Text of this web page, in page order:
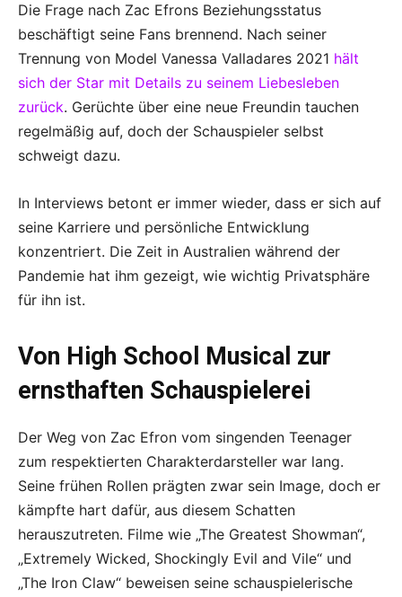
Die Frage nach Zac Efrons Beziehungsstatus
beschäftigt seine Fans brennend. Nach seiner
Trennung von Model Vanessa Valladares 2021 hält
sich der Star mit Details zu seinem Liebesleben
zurück. Gerüchte über eine neue Freundin tauchen
regelmäßig auf, doch der Schauspieler selbst
schweigt dazu.
In Interviews betont er immer wieder, dass er sich auf
seine Karriere und persönliche Entwicklung
konzentriert. Die Zeit in Australien während der
Pandemie hat ihm gezeigt, wie wichtig Privatsphäre
für ihn ist.
Von High School Musical zur
ernsthaften Schauspielerei
Der Weg von Zac Efron vom singenden Teenager
zum respektierten Charakterdarsteller war lang.
Seine frühen Rollen prägten zwar sein Image, doch er
kämpfte hart dafür, aus diesem Schatten
herauszutreten. Filme wie „The Greatest Showman“,
„Extremely Wicked, Shockingly Evil and Vile“ und
„The Iron Claw“ beweisen seine schauspielerische